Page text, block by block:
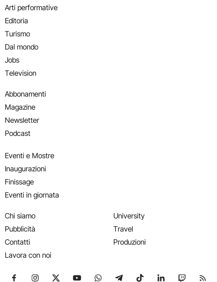
Arti performative
Editoria
Turismo
Dal mondo
Jobs
Television
Abbonamenti
Magazine
Newsletter
Podcast
Eventi e Mostre
Inaugurazioni
Finissage
Eventi in giornata
Chi siamo
Pubblicità
Contatti
Lavora con noi
University
Travel
Produzioni
Seguici su Facebook
Seguici su Instagram
Seguici su X
Seguici su YouTube
Seguici su WhatsApp
Seguici su Telegram
Seguici su TikTok
Seguici su
Seguici